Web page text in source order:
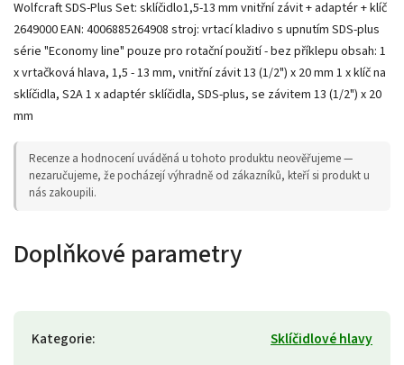
Wolfcraft SDS-Plus Set: sklíčidlo1,5-13 mm vnitřní závit + adaptér + klíč
2649000 EAN: 4006885264908 stroj: vrtací kladivo s upnutím SDS-plus
série "Economy line" pouze pro rotační použití - bez příklepu obsah: 1
x vrtačková hlava, 1,5 - 13 mm, vnitřní závit 13 (1/2") x 20 mm 1 x klíč na
sklíčidla, S2A 1 x adaptér sklíčidla, SDS-plus, se závitem 13 (1/2") x 20
mm
Recenze a hodnocení uváděná u tohoto produktu neověřujeme —
nezaručujeme, že pocházejí výhradně od zákazníků, kteří si produkt u
nás zakoupili.
Doplňkové parametry
Kategorie:
Sklíčidlové hlavy